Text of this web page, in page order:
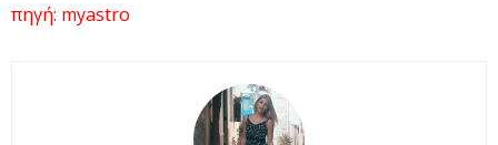
πηγή: myastro